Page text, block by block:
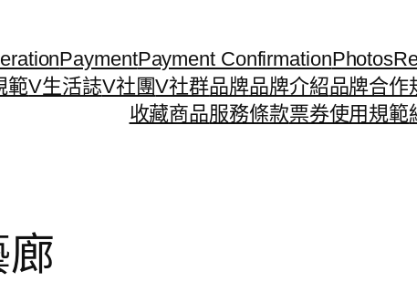
PaymentPayment ConfirmationPhotos
範V生活誌V社團V社群品牌品牌介紹品牌合作
收藏商品服務條款票券使用規範
廊